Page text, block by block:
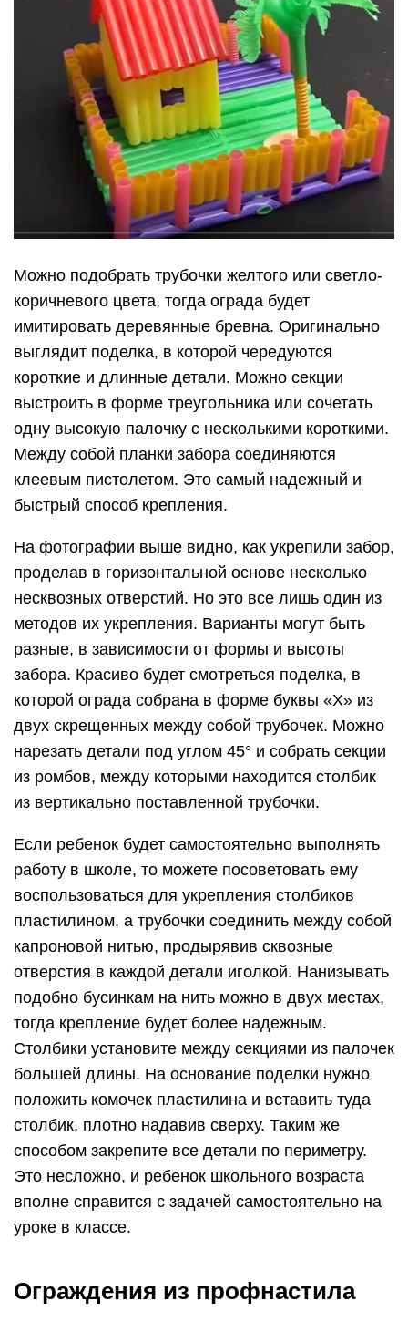
Можно подобрать трубочки желтого или светло-
коричневого цвета, тогда ограда будет
имитировать деревянные бревна. Оригинально
выглядит поделка, в которой чередуются
короткие и длинные детали. Можно секции
выстроить в форме треугольника или сочетать
одну высокую палочку с несколькими короткими.
Между собой планки забора соединяются
клеевым пистолетом. Это самый надежный и
быстрый способ крепления.
На фотографии выше видно, как укрепили забор,
проделав в горизонтальной основе несколько
несквозных отверстий. Но это все лишь один из
методов их укрепления. Варианты могут быть
разные, в зависимости от формы и высоты
забора. Красиво будет смотреться поделка, в
которой ограда собрана в форме буквы «Х» из
двух скрещенных между собой трубочек. Можно
нарезать детали под углом 45° и собрать секции
из ромбов, между которыми находится столбик
из вертикально поставленной трубочки.
Если ребенок будет самостоятельно выполнять
работу в школе, то можете посоветовать ему
воспользоваться для укрепления столбиков
пластилином, а трубочки соединить между собой
капроновой нитью, продырявив сквозные
отверстия в каждой детали иголкой. Нанизывать
подобно бусинкам на нить можно в двух местах,
тогда крепление будет более надежным.
Столбики установите между секциями из палочек
большей длины. На основание поделки нужно
положить комочек пластилина и вставить туда
столбик, плотно надавив сверху. Таким же
способом закрепите все детали по периметру.
Это несложно, и ребенок школьного возраста
вполне справится с задачей самостоятельно на
уроке в классе.
Ограждения из профнастила